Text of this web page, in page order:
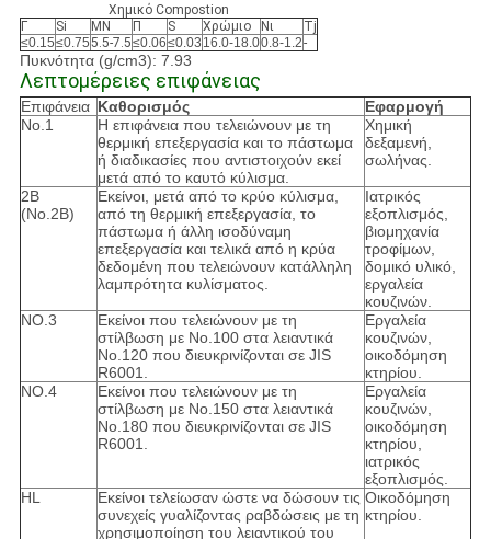
Χημικό Compostion
Γ
Si ΜΝ Π S Χρώμιο Νι
Tj
≤0.15≤0.755.5-7.5≤0.06≤0.03 16.0-18.00.8-1.2-
Πυκνότητα (g/cm3): 7.93
Λεπτομέρειες επιφάνειας
Επιφάνεια Καθορισμός
Εφαρμογή
No.1
Η επιφάνεια που τελειώνουν με τη
θερμική επεξεργασία και το πάστωμα
ή διαδικασίες που αντιστοιχούν εκεί
μετά από το καυτό κύλισμα.
Χημική
δεξαμενή,
σωλήνας.
2B
(No.2B)
Εκείνοι, μετά από το κρύο κύλισμα,
από τη θερμική επεξεργασία, το
πάστωμα ή άλλη ισοδύναμη
επεξεργασία και τελικά από η κρύα
δεδομένη που τελειώνουν κατάλληλη
λαμπρότητα κυλίσματος.
Ιατρικός
εξοπλισμός,
βιομηχανία
τροφίμων,
δομικό υλικό,
εργαλεία
κουζινών.
NO.3
Εκείνοι που τελειώνουν με τη
στίλβωση με No.100 στα λειαντικά
No.120 που διευκρινίζονται σε JIS
R6001.
Εργαλεία
κουζινών,
οικοδόμηση
κτηρίου.
NO.4
Εκείνοι που τελειώνουν με τη
στίλβωση με No.150 στα λειαντικά
No.180 που διευκρινίζονται σε JIS
R6001.
Εργαλεία
κουζινών,
οικοδόμηση
κτηρίου,
ιατρικός
εξοπλισμός.
HL
Εκείνοι τελείωσαν ώστε να δώσουν τις
συνεχείς γυαλίζοντας ραβδώσεις με τη
χρησιμοποίηση του λειαντικού του
Οικοδόμηση
κτηρίου.